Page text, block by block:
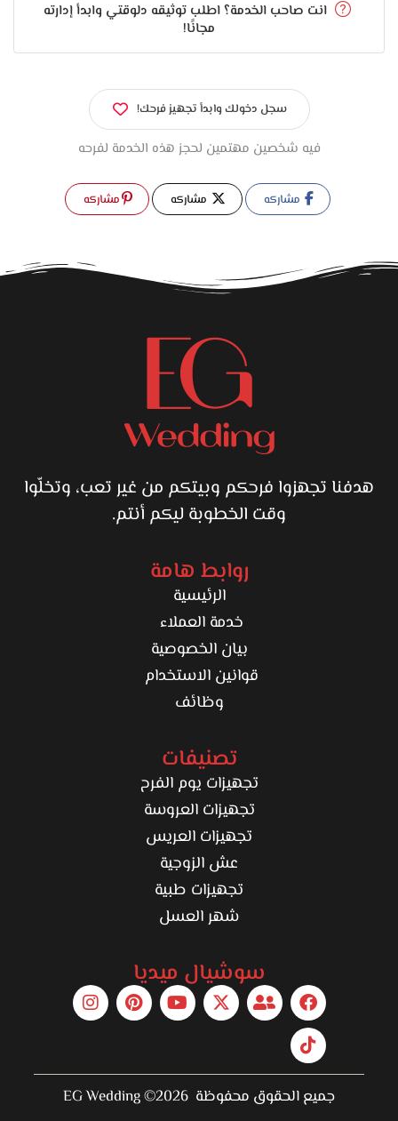
انت صاحب الخدمة؟ اطلب توثيقه دلوقتي وابدأ إدارته
مجانًا!
سجل دخولك وابدأ تجهيز فرحك!
فيه شخصين مهتمين لحجز هذه الخدمة لفرحه
مشاركه مشاركه مشاركه
هدفنا تجهزوا فرحكم وبيتكم من غير تعب، وتخلّوا
وقت الخطوبة ليكم أنتم.
روابط هامة
الرئيسية
خدمة العملاء
بيان الخصوصية
قوانين الاستخدام
وظائف
تصنيفات
تجهيزات يوم الفرح
تجهيزات العروسة
تجهيزات العريس
عش الزوجية
تجهيزات طبية
شهر العسل
سوشيال ميديا
جميع الحقوق محفوظة 2026© EG Wedding